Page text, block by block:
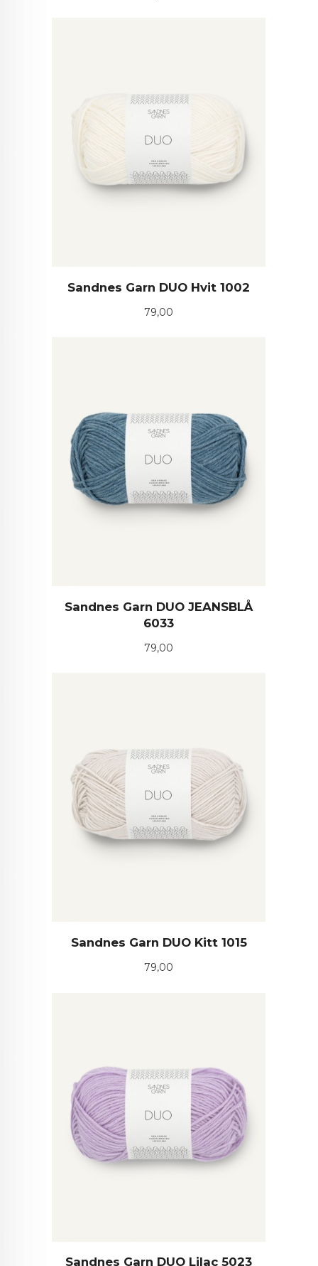
Sandnes Garn DUO Hvit 1002
Pris
79,00
Sandnes Garn DUO JEANSBLÅ
6033
Pris
79,00
Sandnes Garn DUO Kitt 1015
Pris
79,00
Sandnes Garn DUO Lilac 5023